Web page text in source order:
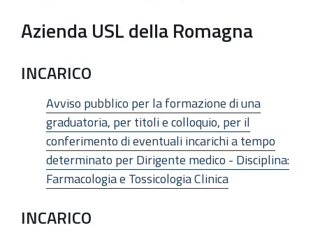
Azienda USL della Romagna
INCARICO
Avviso pubblico per la formazione di una
graduatoria, per titoli e colloquio, per il
conferimento di eventuali incarichi a tempo
determinato per Dirigente medico - Disciplina:
Farmacologia e Tossicologia Clinica
INCARICO